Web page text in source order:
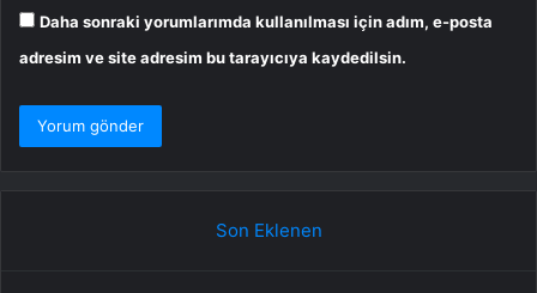
Daha sonraki yorumlarımda kullanılması için adım, e-posta
adresim ve site adresim bu tarayıcıya kaydedilsin.
Son Eklenen